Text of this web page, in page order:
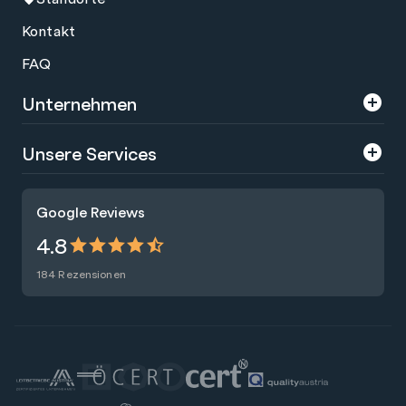
Google Reviews
4.8
184 Rezensionen
Kontakt
FAQ
Unternehmen
Über uns
Presse
Nachhaltigkeit
Blog
Unsere Services
Zertifizierungen
Raummiete